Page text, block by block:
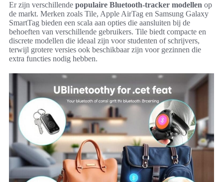
Er zijn verschillende populaire Bluetooth-tracker modellen op
de markt. Merken zoals Tile, Apple AirTag en Samsung Galaxy
SmartTag bieden een scala aan opties die aansluiten bij de
behoeften van verschillende gebruikers. Tile biedt compacte en
discrete modellen die ideaal zijn voor studenten of schrijvers,
terwijl grotere versies ook beschikbaar zijn voor gezinnen die
extra functies nodig hebben.